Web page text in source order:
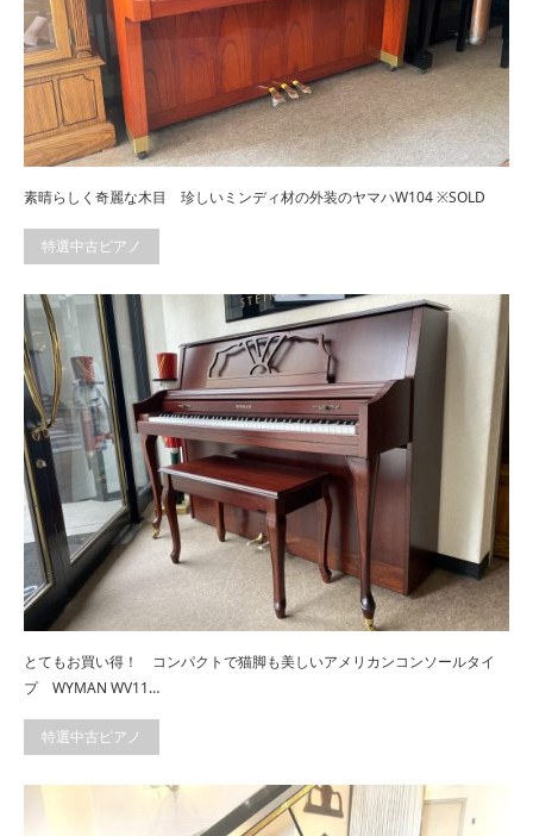
素晴らしく奇麗な木目 珍しいミンディ材の外装のヤマハW104 ※SOLD
特選中古ピアノ
とてもお買い得！ コンパクトで猫脚も美しいアメリカンコンソールタイ
プ WYMAN WV11…
特選中古ピアノ